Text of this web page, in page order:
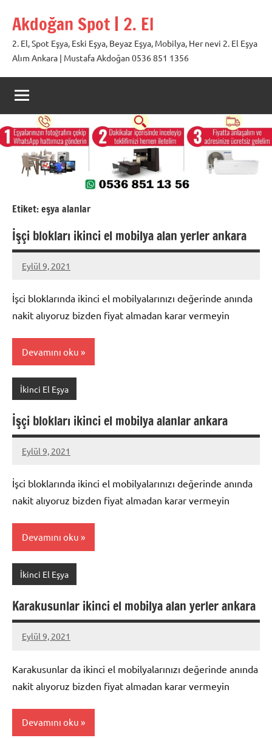
geçAkdoğan Spot | 2. El
2. El, Spot Eşya, Eski Eşya, Beyaz Eşya, Mobilya, Her nevi 2. El Eşya
Alım Ankara | Mustafa Akdoğan 0536 851 1356
Etiket:eşya alanlar
İşçi blokları ikinci el mobilya alan yerler ankara
Eylül 9, 2021
Mustafa
İşci bloklarında ikinci el mobilyalarınızı değerinde anında
nakit alıyoruz bizden fiyat almadan karar vermeyin
Devamını oku
İkinci El Eşya
İşçi blokları ikinci el mobilya alanlar ankara
Eylül 9, 2021
Mustafa
İşci bloklarında ikinci el mobilyalarınızı değerinde anında
nakit alıyoruz bizden fiyat almadan karar vermeyin
Devamını oku
İkinci El Eşya
Karakusunlar ikinci el mobilya alan yerler ankara
Eylül 9, 2021
Mustafa
Karakusunlar da ikinci el mobilyalarınızı değerinde anında
nakit alıyoruz bizden fiyat almadan karar vermeyin
Devamını oku